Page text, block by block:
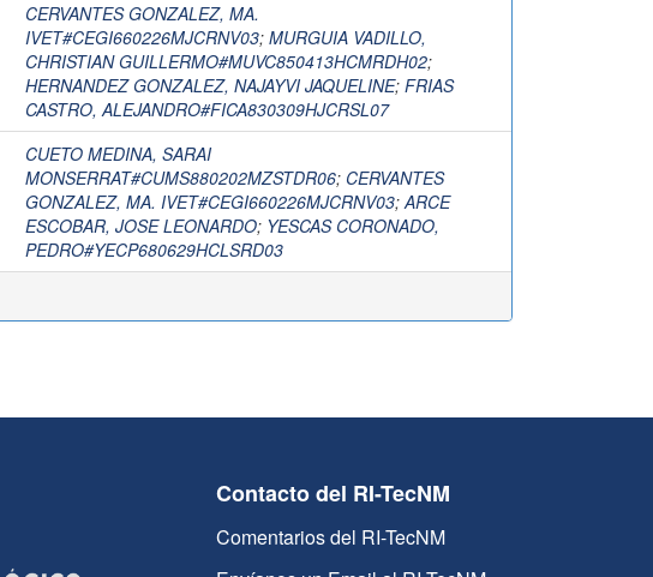
CERVANTES GONZALEZ, MA.
IVET#CEGI660226MJCRNV03; MURGUIA VADILLO,
CHRISTIAN GUILLERMO#MUVC850413HCMRDH02;
HERNANDEZ GONZALEZ, NAJAYVI JAQUELINE; FRIAS
CASTRO, ALEJANDRO#FICA830309HJCRSL07
CUETO MEDINA, SARAI
MONSERRAT#CUMS880202MZSTDR06; CERVANTES
GONZALEZ, MA. IVET#CEGI660226MJCRNV03;ARCE
ESCOBAR, JOSE LEONARDO; YESCAS CORONADO,
PEDRO#YECP680629HCLSRD03
Contacto del RI-TecNM
Comentarios del RI-TecNM